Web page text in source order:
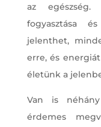
az
fogyasztása
jelenthet,
erre, és
életünk a
Van is
érdemes